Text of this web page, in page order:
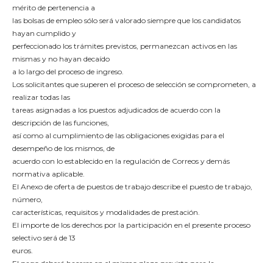
mérito de pertenencia a
las bolsas de empleo sólo será valorado siempre que los candidatos
hayan cumplido y
perfeccionado los trámites previstos, permanezcan activos en las
mismas y no hayan decaído
a lo largo del proceso de ingreso.
Los solicitantes que superen el proceso de selección se comprometen, a
realizar todas las
tareas asignadas a los puestos adjudicados de acuerdo con la
descripción de las funciones,
así como al cumplimiento de las obligaciones exigidas para el
desempeño de los mismos, de
acuerdo con lo establecido en la regulación de Correos y demás
normativa aplicable.
El Anexo de oferta de puestos de trabajo describe el puesto de trabajo,
número,
características, requisitos y modalidades de prestación.
El importe de los derechos por la participación en el presente proceso
selectivo será de 13
euros.